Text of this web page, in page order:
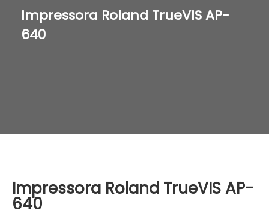
Impressora Roland TrueVIS AP-
640
Impressora Roland TrueVIS AP-
640